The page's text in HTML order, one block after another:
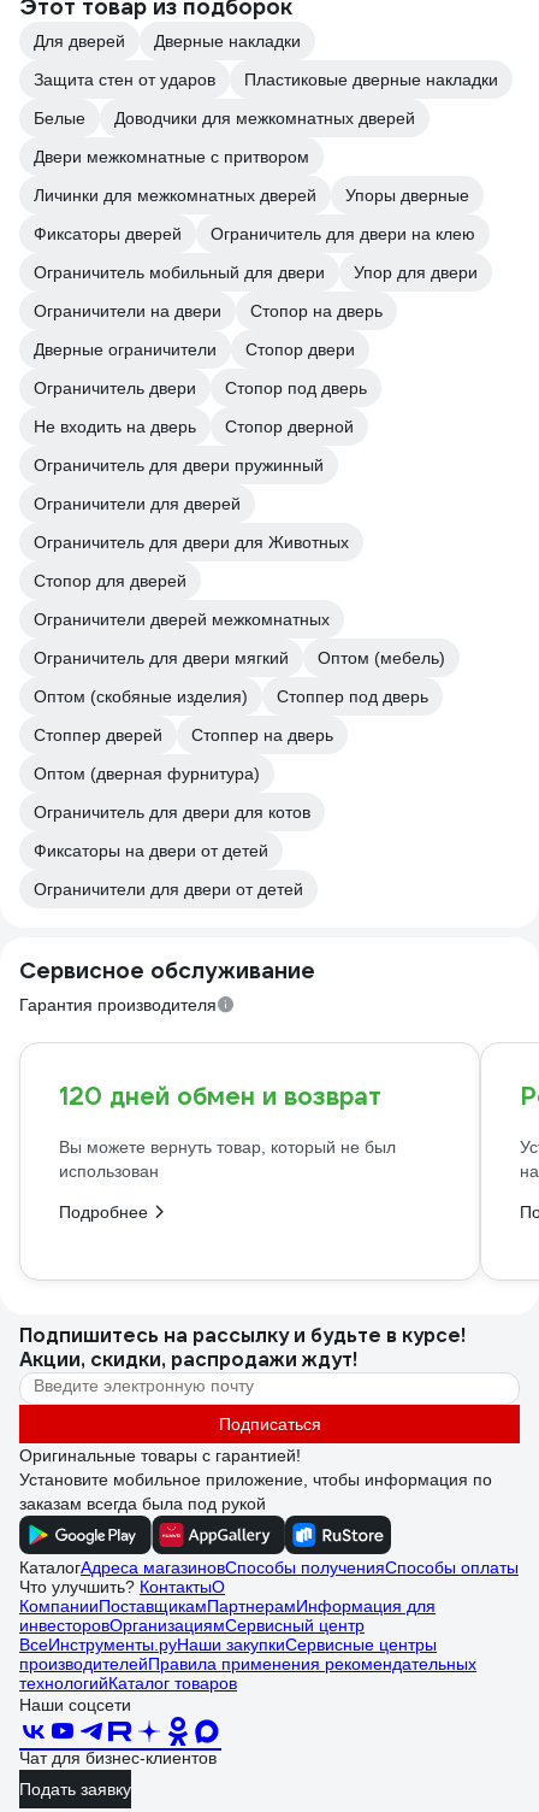
Этот товар из подборок
Для дверей
Дверные накладки
Защита стен от ударов
Пластиковые дверные накладки
Белые
Доводчики для межкомнатных дверей
Двери межкомнатные с притвором
Личинки для межкомнатных дверей
Упоры дверные
Фиксаторы дверей
Ограничитель для двери на клею
Ограничитель мобильный для двери
Упор для двери
Ограничители на двери
Стопор на дверь
Дверные ограничители
Стопор двери
Ограничитель двери
Стопор под дверь
Не входить на дверь
Стопор дверной
Ограничитель для двери пружинный
Ограничители для дверей
Ограничитель для двери для Животных
Стопор для дверей
Ограничители дверей межкомнатных
Ограничитель для двери мягкий
Оптом (мебель)
Оптом (скобяные изделия)
Стоппер под дверь
Стоппер дверей
Стоппер на дверь
Оптом (дверная фурнитура)
Ограничитель для двери для котов
Фиксаторы на двери от детей
Ограничители для двери от детей
Сервисное обслуживание
Гарантия производителя
120 дней обмен и возврат
Вы можете вернуть товар, который не был
использован
Подробнее
Подпишитесь на рассылкуи будьте в курсе!
Акции, скидки, распродажи ждут!
Подписаться
Оригинальные товары с гарантией!
Установите мобильное приложение, чтобы информация по
заказам всегда была под рукой
КаталогАдреса магазиновСпособы полученияСпособы оплаты
Что улучшить? КонтактыО
КомпанииПоставщикамПартнерамИнформация для
инвесторовОрганизациямСервисный центр
ВсеИнструменты.руНаши закупкиСервисные центры
производителейПравила применения рекомендательных
технологийКаталог товаров
Наши соцсети
Чат для бизнес-клиентов
Подать заявку